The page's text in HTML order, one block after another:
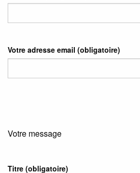
Votre adresse email (obligatoire)
Votre message
Titre (obligatoire)